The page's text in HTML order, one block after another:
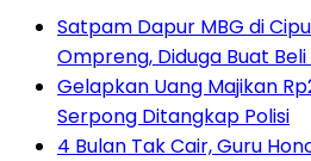
Satpam Dapur MBG di
Ompreng, Diduga Buat
Gelapkan Uang Majikan
Serpong Ditangkap Polisi
4 Bulan Tak Cair, Guru